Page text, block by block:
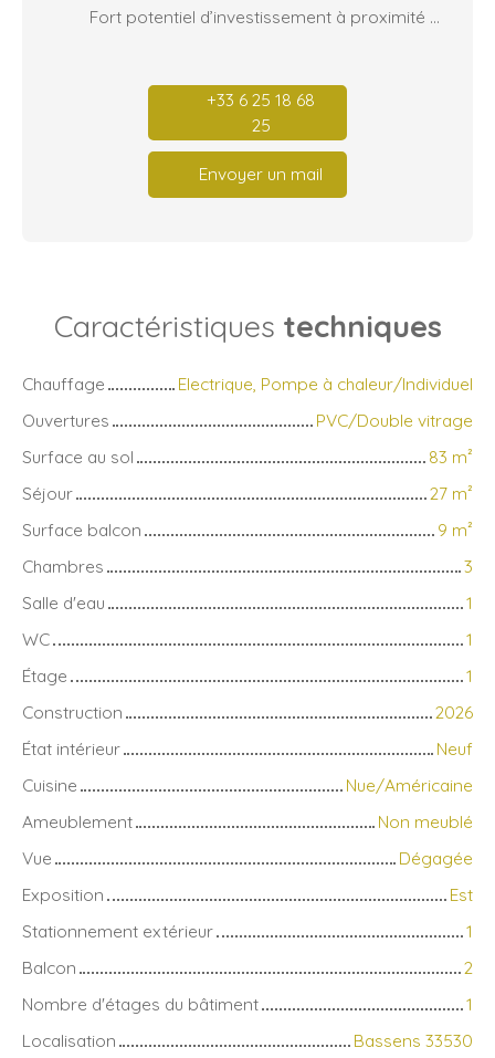
Fort potentiel d’investissement à proximité de Bordeaux
+33 6 25 18 68
25
Envoyer un mail
Caractéristiques techniques
Chauffage
Electrique, Pompe à chaleur/Individuel
Ouvertures
PVC/Double vitrage
Surface au sol
83 m²
Séjour
27 m²
Surface balcon
9 m²
Chambres
3
Salle d'eau
1
WC
1
Étage
1
Construction
2026
État intérieur
Neuf
Cuisine
Nue/Américaine
Ameublement
Non meublé
Vue
Dégagée
Exposition
Est
Stationnement extérieur
1
Balcon
2
Nombre d'étages du bâtiment
1
Localisation
Bassens 33530